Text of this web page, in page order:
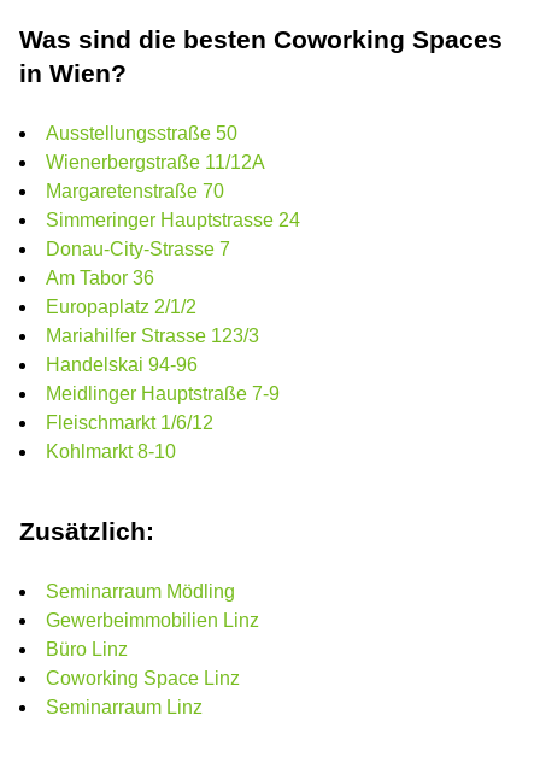
Was sind die besten Coworking Spaces
in Wien?
Ausstellungsstraße 50
Wienerbergstraße 11/12A
Margaretenstraße 70
Simmeringer Hauptstrasse 24
Donau-City-Strasse 7
Am Tabor 36
Europaplatz 2/1/2
Mariahilfer Strasse 123/3
Handelskai 94-96
Meidlinger Hauptstraße 7-9
Fleischmarkt 1/6/12
Kohlmarkt 8-10
Zusätzlich:
Seminarraum Mödling
Gewerbeimmobilien Linz
Büro Linz
Coworking Space Linz
Seminarraum Linz